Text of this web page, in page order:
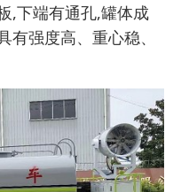
,下端有通孔,罐体成
强度高、重心稳、